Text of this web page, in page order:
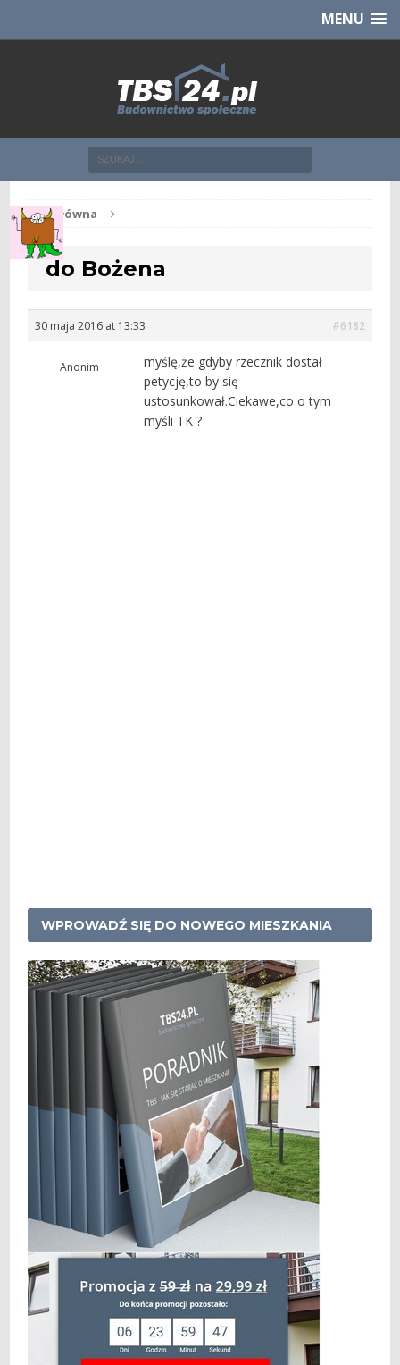
CHCĘ [klik]MENU
Str. główna
do Bożena
30 maja 2016 at 13:33 #6182
Anonim
myślę,że gdyby rzecznik dostał
petycję,to by się
ustosunkował.Ciekawe,co o tym
myśli TK ?
WPROWADŹ SIĘ DO NOWEGO MIESZKANIA